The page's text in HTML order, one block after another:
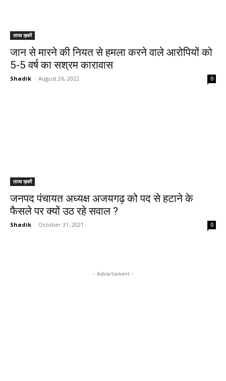
ताजा ख़बरें
जान से मारने की नियत से हमला करने वाले आरोपियों को
5-5 वर्ष का सश्रम कारावास
Shadik - August 26, 2022 0
ताजा ख़बरें
जनपद पंचायत अध्यक्ष अजयगढ़ को पद से हटाने के
फैसले पर क्यों उठ रहे सवाल ?
Shadik - October 31, 2021 0
- Advertisment -